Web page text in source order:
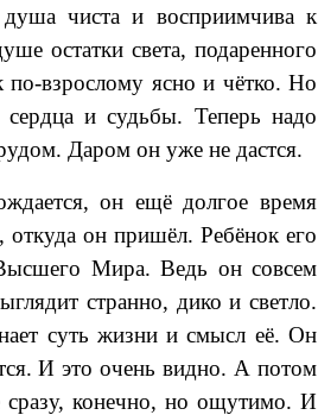
чиста и восприимчива к
остатки света, подаренного
взрослому ясно и чётко. Но
и судьбы. Теперь надо
Даром он уже не дастся.
он ещё долгое время
он пришёл. Ребёнок его
Мира. Ведь он совсем
странно, дико и светло.
суть жизни и смысл её. Он
И это очень видно. А потом
сразу, конечно, но ощутимо. И